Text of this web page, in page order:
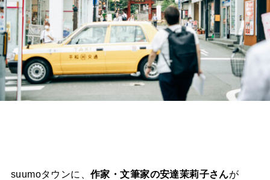
suumoタウンに、作家・文筆家の安達茉莉子さんが